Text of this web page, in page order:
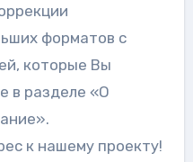
форматов с
которые Вы
в разделе «О
к нашему проекту!